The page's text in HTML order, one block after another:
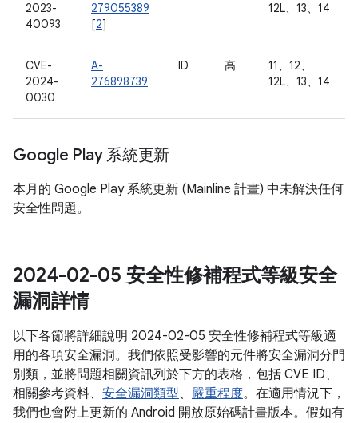
2023-
40093
279055389
[2]
12L、13、14
CVE-
2024-
0030
A-
276898739
ID 高
11、12、
12L、13、14
Google Play 系統更新
本月的 Google Play 系統更新 (Mainline 計畫) 中未解決任何
安全性問題。
2024-02-05 安全性修補程式等級安全
漏洞詳情
以下各節將詳細說明 2024-02-05 安全性修補程式等級適
用的各項安全漏洞。我們依照受影響的元件將安全漏洞分門
別類，並將問題相關資訊列於下方的表格，包括 CVE ID、
相關參考資料、 安全漏洞類型、 嚴重程度。在適用情況下，
我們也會附上更新的 Android 開放原始碼計畫版本。假如有